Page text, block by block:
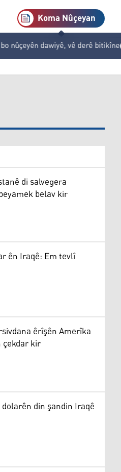
Koma Nûçeyan
nûçeyên dawiyê, vê derê bitikîne
di salvegera
belav kir
ên Iraqê: Em tevlî
êrîşên Amerîka
çekdar kir
din şandin Iraqê